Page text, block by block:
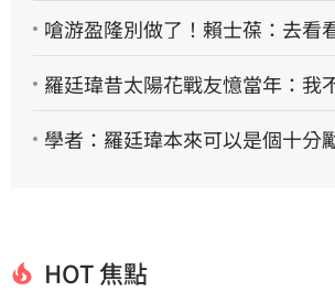
嗆游盈隆別做了！賴士葆：去看
羅廷瑋昔太陽花戰友憶當年：我
學者：羅廷瑋本來可以是個十分
HOT 焦點